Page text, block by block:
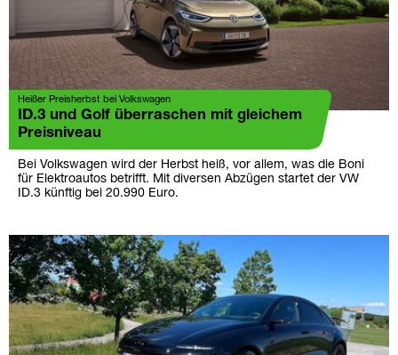
Heißer Preisherbst bei Volkswagen
ID.3 und Golf überraschen mit gleichem
Preisniveau
Bei Volkswagen wird der Herbst heiß, vor allem, was die Boni
für Elektroautos betrifft. Mit diversen Abzügen startet der VW
ID.3 künftig bei 20.990 Euro.